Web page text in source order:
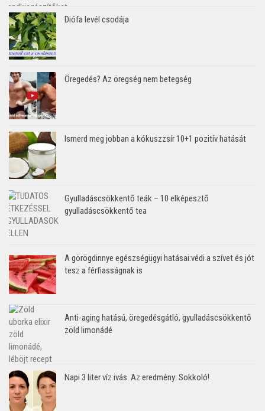
Diófa levél csodája
Öregedés? Az öregség nem betegség
Ismerd meg jobban a kókuszzsír 10+1 pozitív hatását
Gyulladáscsökkentő teák – 10 elképesztő
gyulladáscsökkentő tea
A görögdinnye egészségügyi hatásai:védi a szívet és jót
tesz a férfiasságnak is
Anti-aging hatású, öregedésgátló, gyulladáscsökkentő
zöld limonádé
Napi 3 liter víz ivás. Az eredmény: Sokkoló!